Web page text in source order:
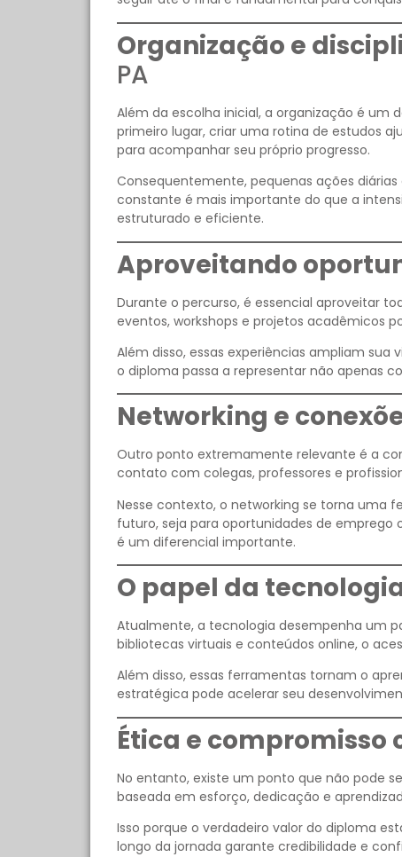
Organização e
PA
Além da escolha inicial, a organização é um
primeiro lugar, criar uma rotina de estudos
para acompanhar seu próprio progresso.
Consequentemente, pequenas ações
constante é mais importante do que a
estruturado e eficiente.
Aproveitando
Durante o percurso, é essencial aproveitar
eventos, workshops e projetos acadêmicos
Além disso, essas experiências ampliam
o diploma passa a representar não apenas
Networking e
Outro ponto extremamente relevante é a
contato com colegas, professores e
Nesse contexto, o networking se torna uma
futuro, seja para oportunidades de emprego
é um diferencial importante.
O papel da
Atualmente, a tecnologia desempenha um
bibliotecas virtuais e conteúdos online, o
Além disso, essas ferramentas tornam o
estratégica pode acelerar seu
Ética e compromisso
No entanto, existe um ponto que não pode
baseada em esforço, dedicação e
Isso porque o verdadeiro valor do diploma
longo da jornada garante credibilidade e